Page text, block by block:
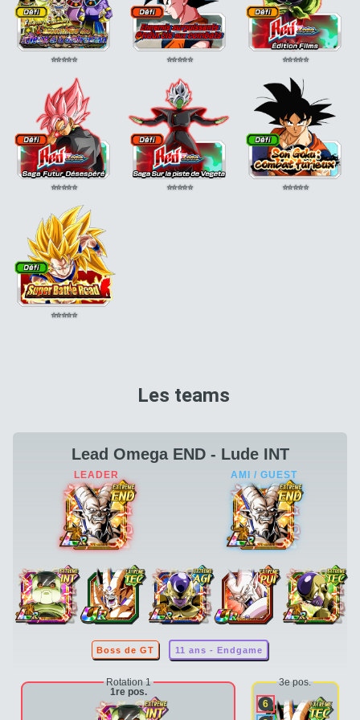
⭐⭐⭐⭐⭐ ⭐⭐⭐⭐⭐ ⭐⭐⭐⭐⭐
⭐⭐⭐⭐⭐ ⭐⭐⭐⭐⭐ ⭐⭐⭐⭐⭐
⭐⭐⭐⭐⭐
Les teams
Lead Omega END - Lude INT
Boss de GT 11 ans - Endgame
Rotation 1
1re pos.
3e pos.
6